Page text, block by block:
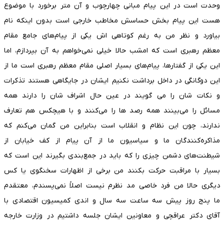
وحدت است در این پیام مبانی چهارچوب و آن متر برخورد با موضوع
هست این پیام بخش حساسش مخاطب خارجی است بدون اینکه نام
بیاورد و نظر من به رغم کوتاهی اش یکی از پیام‌های جامع مقام
معظم رهبری است که امشب حالا خیلی نمی‌خواهم به آن بپردازم، اما
این یکی از گفتارها، پیام‌های بسیار اصلی مقام معظم رهبری است ما از
این دوگانگی در داخل برداشت نکنیم ایشان در جایگاهی هستند تذکرات
و نکات شان را می گویند در عین‌ حال اشراف شان را دارند همه
مسائل را می‌بینند همه رصد ها را می‌کنند و با هیچکس هم تعارف
ندارند، چون این نظام و انقلاب است بنابراین من گمان می‌کنم که
مذاکره‌کنندگان ما و سیاسیون ما از آن پیام از کف خیابان از
شیطنت‌های دشمن چیزی را که باید در جمع‌بندی بگیرند این است که
بسیار با مراقبت حرکت بکنند من برخی از اظهارات سخنگوی یا کس
دیگری حالا من فرد خاصی مد نظرم نیست اصلاً نمی‌پسندم، معتقدم
ما پنج روز پیش سه ساعت سه سال و اندی کمیسیون اقتصادی با
آقای دکتر عراقچی و معاونین ایشان جلسه داشتیم در وزارت خارجه